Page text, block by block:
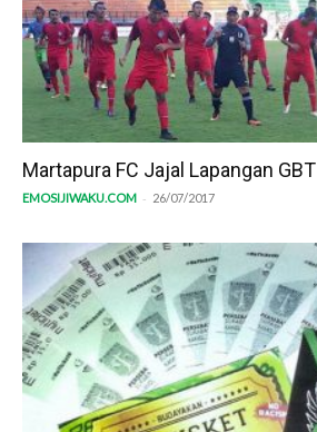
Martapura FC Jajal Lapangan GBT
EMOSIJIWAKU.COM - 26/07/2017